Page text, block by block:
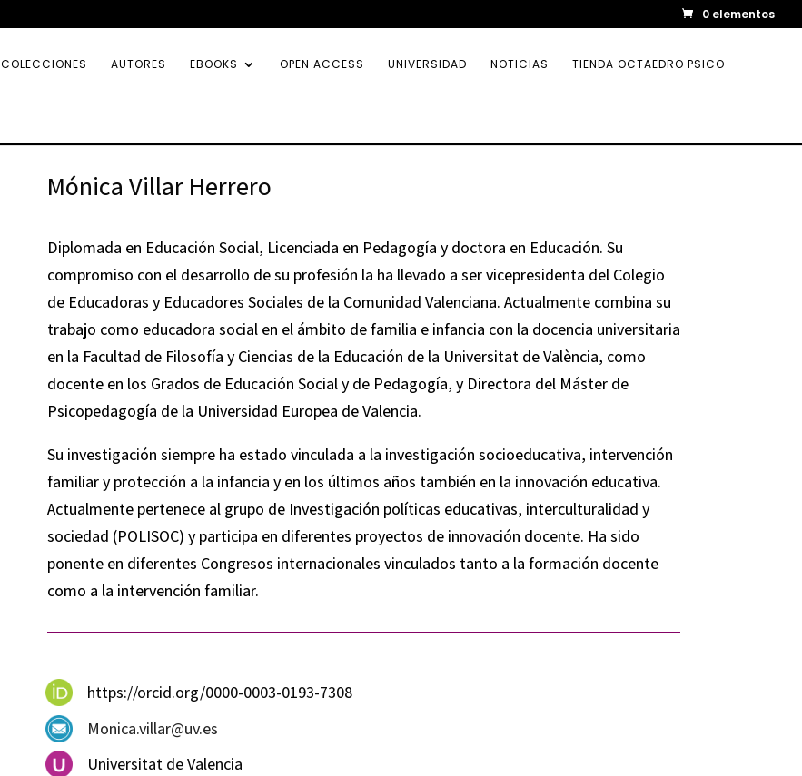
0 elementos
COLECCIONES AUTORES EBOOKS OPEN ACCESS UNIVERSIDAD NOTICIAS TIENDA OCTAEDRO PSICO
Mónica Villar Herrero
Diplomada en Educación Social, Licenciada en Pedagogía y doctora en Educación. Su
compromiso con el desarrollo de su profesión la ha llevado a ser vicepresidenta del Colegio
de Educadoras y Educadores Sociales de la Comunidad Valenciana. Actualmente combina su
trabajo como educadora social en el ámbito de familia e infancia con la docencia universitaria
en la Facultad de Filosofía y Ciencias de la Educación de la Universitat de València, como
docente en los Grados de Educación Social y de Pedagogía, y Directora del Máster de
Psicopedagogía de la Universidad Europea de Valencia.
Su investigación siempre ha estado vinculada a la investigación socioeducativa, intervención
familiar y protección a la infancia y en los últimos años también en la innovación educativa.
Actualmente pertenece al grupo de Investigación políticas educativas, interculturalidad y
sociedad (POLISOC) y participa en diferentes proyectos de innovación docente. Ha sido
ponente en diferentes Congresos internacionales vinculados tanto a la formación docente
como a la intervención familiar.
https://orcid.org/0000-0003-0193-7308
Monica.villar@uv.es
Universitat de Valencia